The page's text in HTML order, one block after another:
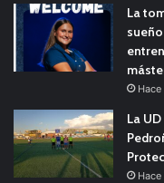
La
La